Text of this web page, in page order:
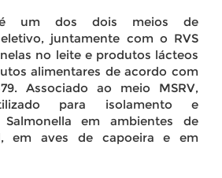
é um dos dois meios de
juntamente com o RVS
no leite e produtos lácteos
alimentares de acordo com
Associado ao meio MSRV,
para isolamento e
em ambientes de
em aves de capoeira e em